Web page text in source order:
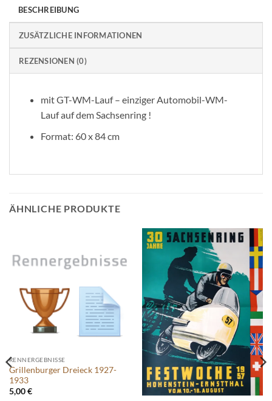
BESCHREIBUNG
ZUSÄTZLICHE INFORMATIONEN
REZENSIONEN (0)
mit GT-WM-Lauf – einziger Automobil-WM-
Lauf auf dem Sachsenring !
Format: 60 x 84 cm
ÄHNLICHE PRODUKTE
RENNERGEBNISSE
Grillenburger Dreieck 1927-
1933
5,00€